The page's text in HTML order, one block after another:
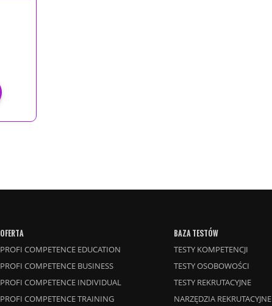
OFERTA
PROFI COMPETENCE EDUCATION
PROFI COMPETENCE BUSINESS
PROFI COMPETENCE INDIVIDUAL
PROFI COMPETENCE TRAINING
BAZA TESTÓW
TESTY KOMPETENCJI
TESTY OSOBOWOŚCI
TESTY REKRUTACYJNE
NARZĘDZIA REKRUTACYJNE